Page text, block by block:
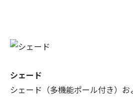
シェード
シェード（多機能ポール付き）